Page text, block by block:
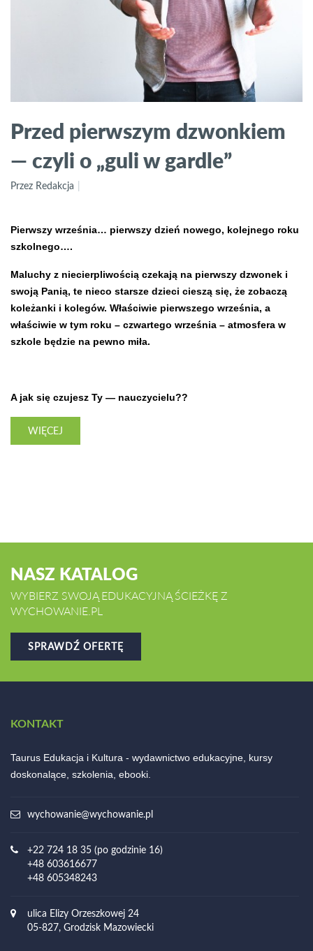
Przed pierwszym dzwonkiem
— czyli o „guli w gardle”
Przez Redakcja
Pierwszy września… pierwszy dzień nowego, kolejnego roku
szkolnego….
Maluchy z niecierpliwością czekają na pierwszy dzwonek i
swoją Panią, te nieco starsze dzieci cieszą się, że zobaczą
koleżanki i kolegów. Właściwie pierwszego września, a
właściwie w tym roku – czwartego września – atmosfera w
szkole będzie na pewno miła.
A jak się czujesz Ty — nauczycielu??
WIĘCEJ
NASZ KATALOG
WYBIERZ SWOJĄ EDUKACYJNĄ ŚCIEŻKĘ Z
WYCHOWANIE.PL
SPRAWDŹ OFERTĘ
KONTAKT
Taurus Edukacja i Kultura - wydawnictwo edukacyjne, kursy
doskonalące, szkolenia, ebooki.
wychowanie@wychowanie.pl
+22 724 18 35 (po godzinie 16)
+48 603616677
+48 605348243
ulica Elizy Orzeszkowej 24
05-827, Grodzisk Mazowiecki